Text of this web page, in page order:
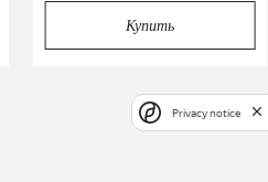
Купить
Privacy notice